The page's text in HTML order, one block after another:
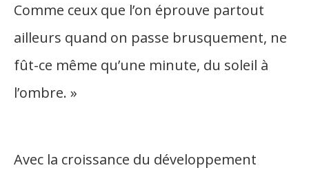
Comme ceux que l’on éprouve partout
ailleurs quand on passe brusquement, ne
fût-ce même qu’une minute, du soleil à
l’ombre. »
Avec la croissance du développement